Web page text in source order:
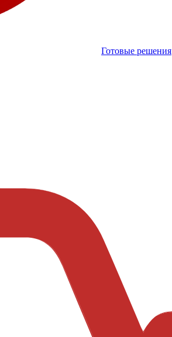
Готовые решения